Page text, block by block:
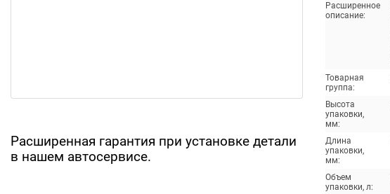
Расширенная гарантия при установке детали
в нашем автосервисе.
Расширенное
описание:
Товарная
группа:
Высота
упаковки,
мм:
Длина
упаковки,
мм:
Объем
упаковки, л: